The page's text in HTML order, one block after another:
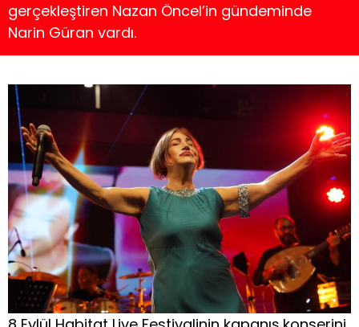
gerçekleştiren Nazan Öncel’in gündeminde
Narin Güran vardı.